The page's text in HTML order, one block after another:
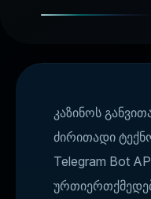
კაზინოს
ძირითადი
Telegram Bot